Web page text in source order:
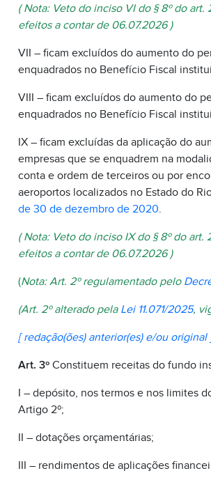
( Nota: Veto do inciso VI do § 8º do
efeitos a contar de 06.07.2026 )
VII – ficam excluídos do aumento do
enquadrados no Benefício Fiscal
VIII – ficam excluídos do aumento do
enquadrados no Benefício Fiscal
IX – ficam excluídas da aplicação do
empresas que se enquadrem na
conta e ordem de terceiros ou por
aeroportos localizados no Estado do
de 30 de dezembro de 2020.
( Nota: Veto do inciso IX do § 8º do
efeitos a contar de 06.07.2026 )
(Nota: Art. 2º regulamentado pelo
(Art. 2º alterado pela Lei 11.071/2025,
[ redação(ões) anterior(es) e/ou original
Art. 3ºConstituem receitas do fundo
I – depósito, nos termos e nos limites
Artigo 2º;
II – dotações orçamentárias;
III – rendimentos de aplicações